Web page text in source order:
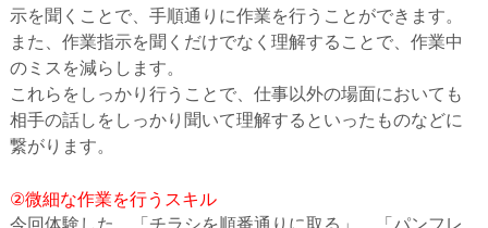
示を聞くことで、手順通りに作業を行うことができます。
また、作業指示を聞くだけでなく理解することで、作業中
のミスを減らします。
これらをしっかり行うことで、仕事以外の場面においても
相手の話しをしっかり聞いて理解するといったものなどに
繋がります。
②微細な作業を行うスキル
今回体験した、「チラシを順番通りに取る」、「パンフレ